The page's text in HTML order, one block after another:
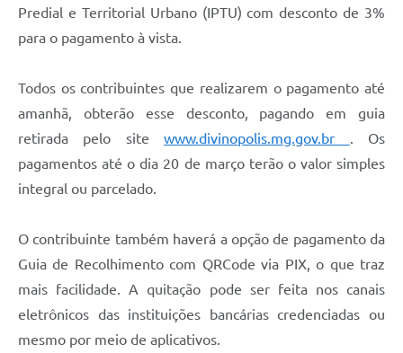
Predial e Territorial Urbano (IPTU) com desconto de 3%
para o pagamento à vista.
Todos os contribuintes que realizarem o pagamento até
amanhã, obterão esse desconto, pagando em guia
retirada pelo sitewww.divinopolis.mg.gov.br . Os
pagamentos até o dia 20 de março terão o valor simples
integral ou parcelado.
O contribuinte também haverá a opção de pagamento da
Guia de Recolhimento com QRCode via PIX, o que traz
mais facilidade. A quitação pode ser feita nos canais
eletrônicos das instituições bancárias credenciadas ou
mesmo por meio de aplicativos.